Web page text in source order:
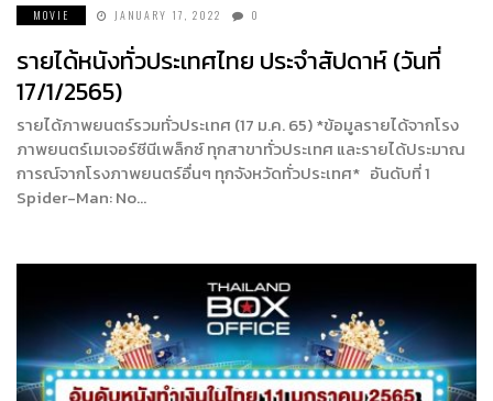
MOVIE JANUARY 17, 2022 0
รายได้หนังทั่วประเทศไทย ประจำสัปดาห์ (วันที่
17/1/2565)
รายได้ภาพยนตร์รวมทั่วประเทศ (17 ม.ค. 65) *ข้อมูลรายได้จากโรง
ภาพยนตร์เมเจอร์ซีนีเพล็กซ์ ทุกสาขาทั่วประเทศ และรายได้ประมาณ
การณ์จากโรงภาพยนตร์อื่นๆ ทุกจังหวัดทั่วประเทศ* อันดับที่ 1
Spider-Man: No…